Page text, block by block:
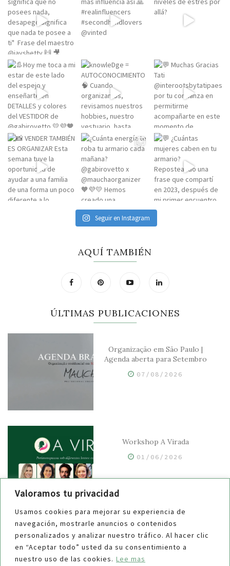
Valoramos tu privacidad
Usamos cookies para mejorar su experiencia de
navegación, mostrarle anuncios o contenidos
personalizados y analizar nuestro tráfico. Al hacer clic
en “Aceptar todo” usted da su consentimiento a
nuestro uso de las cookies. Lee mas
Seguir en Instagram
AQUÍ TAMBIÉN
ÚLTIMAS PUBLICACIONES
Organização em São Paulo |
Agenda aberta para Setembro
07/08/2026
Workshop A Virada
01/06/2026
Styling y Orden — Collab Gabi
Rovetto
25/05/2026